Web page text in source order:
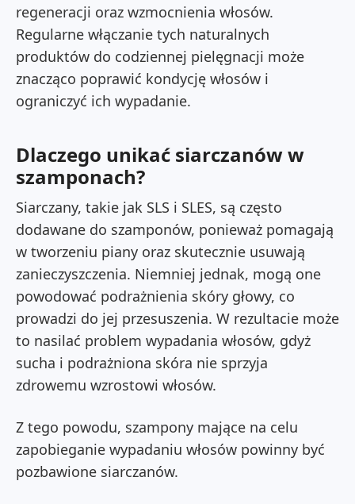
regeneracji oraz wzmocnienia włosów.
Regularne włączanie tych naturalnych
produktów do codziennej pielęgnacji może
znacząco poprawić kondycję włosów i
ograniczyć ich wypadanie.
Dlaczego unikać siarczanów w
szamponach?
Siarczany, takie jak SLS i SLES, są często
dodawane do szamponów, ponieważ pomagają
w tworzeniu piany oraz skutecznie usuwają
zanieczyszczenia. Niemniej jednak, mogą one
powodować podrażnienia skóry głowy, co
prowadzi do jej przesuszenia. W rezultacie może
to nasilać problem wypadania włosów, gdyż
sucha i podrażniona skóra nie sprzyja
zdrowemu wzrostowi włosów.
Z tego powodu, szampony mające na celu
zapobieganie wypadaniu włosów powinny być
pozbawione siarczanów.